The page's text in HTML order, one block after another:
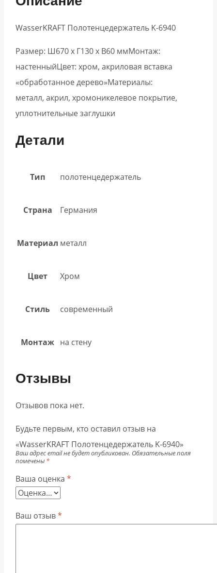
WasserKRAFT Полотенцедержатель K-6940
Размер: Ш670 х Г130 х В60 ммМонтаж:
настенныйЦвет: хром, акриловая вставка
«обработанное дерево»Материалы:
металл, акрил, хромоникелевое покрытие,
уплотнительные заглушки
Детали
Тип полотенцедержатель
Страна Германия
Материал металл
Цвет Хром
Стиль современный
Монтаж на стену
Отзывы
Отзывов пока нет.
Будьте первым, кто оставил отзыв на
«WasserKRAFT Полотенцедержатель K-6940»
Ваш адрес email не будет опубликован. Обязательные поля
помечены *
Ваша оценка *
Ваш отзыв*